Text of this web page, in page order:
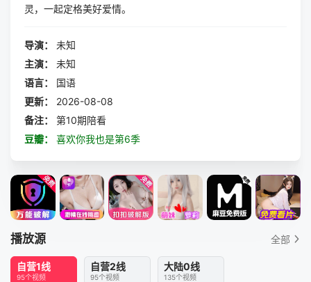
灵，一起定格美好爱情。
导演：
未知
主演：
未知
语言：
国语
更新：
2026-08-08
备注：
第10期陪看
豆瓣：
喜欢你我也是第6季
播放源 全部
自营1线
95个视频
自营2线
95个视频
大陆0线
135个视频